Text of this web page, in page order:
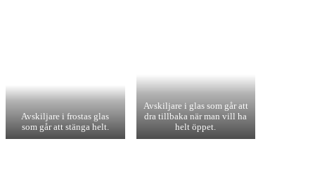
Avskiljare i frostas glas
som går att stänga helt.
Avskiljare i glas som går att
dra tillbaka när man vill ha
helt öppet.